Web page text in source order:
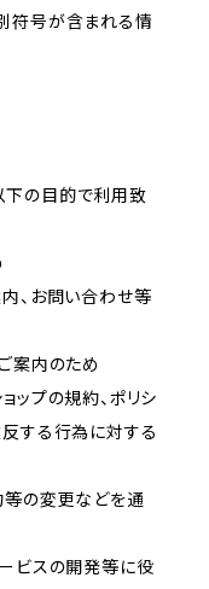
符号が含まれる情
下の目的で利用致
内、お問い合わせ等
案内のため
ップの規約、ポリシ
反する行為に対する
等の変更などを通
ービスの開発等に役